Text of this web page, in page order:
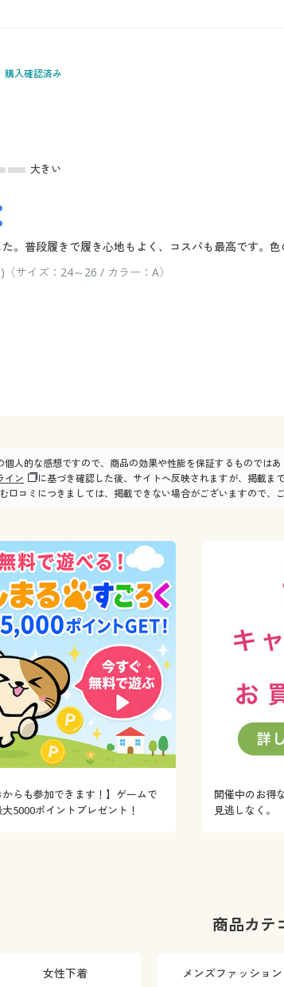
購入確認済み
大きい
。普段履きで履き心地もよく、コスパも最高です。
サイズ：24～26 / カラー：A）
人的な感想ですので、商品の効果や性能を保証するものではあ
イン
に基づき確認した後、サイトへ反映されますが、掲載ま
口コミにつきましては、掲載できない場合がございますので、
からも参加できます！】ゲームで
5000ポイントプレゼント！
開催中のお得
見逃しなく。
商品カテ
女性下着 メンズファッション